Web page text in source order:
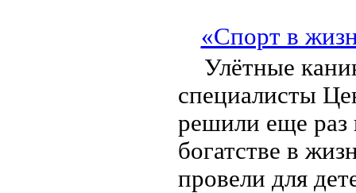
«Спорт в
Улётные
специалисты
решили еще раз
богатстве в
провели для